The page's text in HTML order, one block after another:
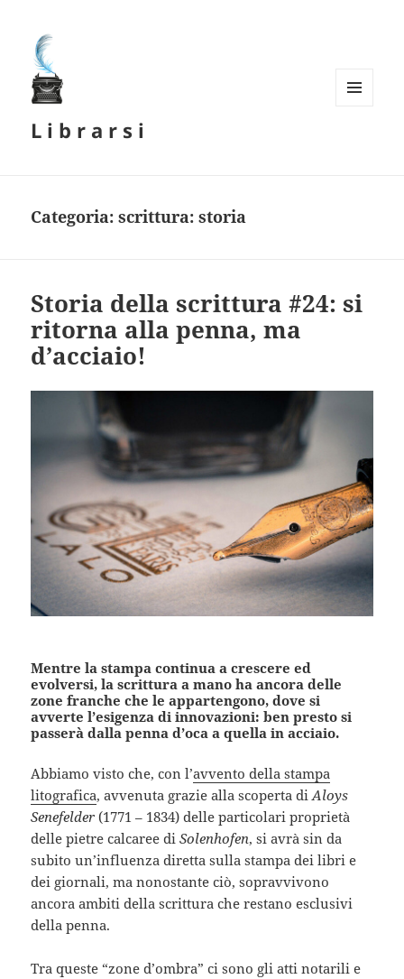
L i b r a r s i
Categoria:scrittura: storia
Storia della scrittura #24: si
ritorna alla penna, ma
d’acciaio!
Mentre la stampa continua a crescere ed
evolversi, la scrittura a mano ha ancora delle
zone franche che le appartengono, dove si
avverte l’esigenza di innovazioni: ben presto si
passerà dalla penna d’oca a quella in acciaio.
Abbiamo visto che, con l’avvento della stampa
litografica, avvenuta grazie alla scoperta diAloys
Senefelder (1771 – 1834) delle particolari proprietà
delle pietre calcaree diSolenhofen, si avrà sin da
subito un’influenza diretta sulla stampa dei libri e
dei giornali, ma nonostante ciò, sopravvivono
ancora ambiti della scrittura che restano esclusivi
della penna.
Tra queste “zone d’ombra” ci sono gli atti notarili e